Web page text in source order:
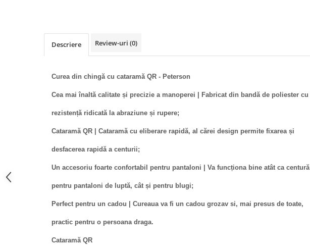
Descriere Review-uri (0)
Curea din chingă cu cataramă QR - Peterson
Cea mai înaltă calitate și precizie a manoperei | Fabricat din bandă de poliester cu
rezistență ridicată la abraziune și rupere;
Cataramă QR | Cataramă cu eliberare rapidă, al cărei design permite fixarea și
desfacerea rapidă a centurii;
Un accesoriu foarte confortabil pentru pantaloni | Va funcționa bine atât ca centură
pentru pantaloni de luptă, cât și pentru blugi;
Perfect pentru un cadou | Cureaua va fi un cadou grozav si, mai presus de toate,
practic pentru o persoana draga.
Cataramă QR